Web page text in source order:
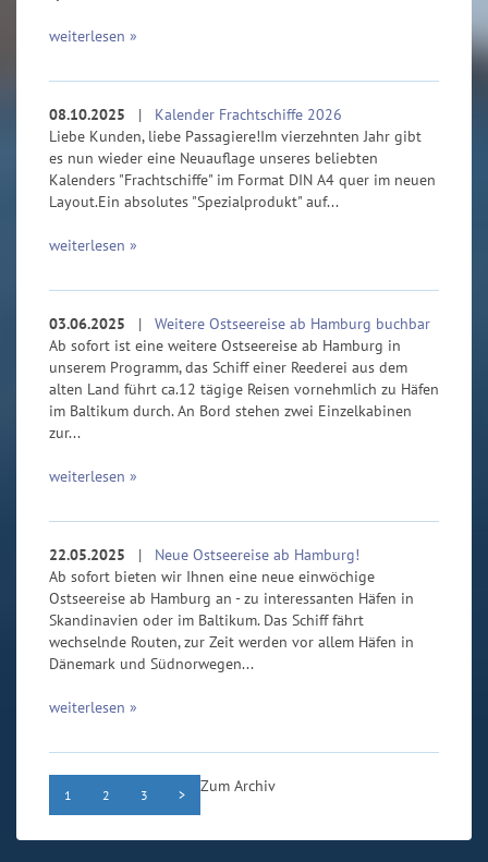
weiterlesen »
08.10.2025 | Kalender Frachtschiffe 2026
Liebe Kunden, liebe Passagiere!Im vierzehnten Jahr gibt
es nun wieder eine Neuauflage unseres beliebten
Kalenders "Frachtschiffe" im Format DIN A4 quer im neuen
Layout.Ein absolutes "Spezialprodukt" auf...
weiterlesen »
03.06.2025 | Weitere Ostseereise ab Hamburg buchbar
Ab sofort ist eine weitere Ostseereise ab Hamburg in
unserem Programm, das Schiff einer Reederei aus dem
alten Land führt ca.12 tägige Reisen vornehmlich zu Häfen
im Baltikum durch. An Bord stehen zwei Einzelkabinen
zur...
weiterlesen »
22.05.2025 | Neue Ostseereise ab Hamburg!
Ab sofort bieten wir Ihnen eine neue einwöchige
Ostseereise ab Hamburg an - zu interessanten Häfen in
Skandinavien oder im Baltikum. Das Schiff fährt
wechselnde Routen, zur Zeit werden vor allem Häfen in
Dänemark und Südnorwegen...
weiterlesen »
1 2 3 > Zum Archiv